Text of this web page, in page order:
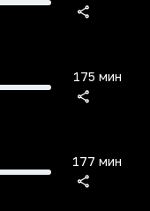
175 мин
177 мин